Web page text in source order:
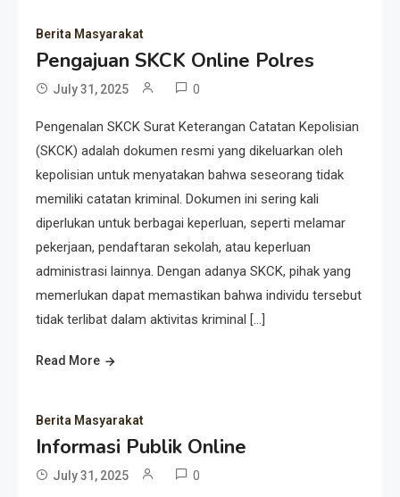
Berita Masyarakat
Pengajuan SKCK Online Polres
July 31, 2025 0
Pengenalan SKCK Surat Keterangan Catatan Kepolisian
(SKCK) adalah dokumen resmi yang dikeluarkan oleh
kepolisian untuk menyatakan bahwa seseorang tidak
memiliki catatan kriminal. Dokumen ini sering kali
diperlukan untuk berbagai keperluan, seperti melamar
pekerjaan, pendaftaran sekolah, atau keperluan
administrasi lainnya. Dengan adanya SKCK, pihak yang
memerlukan dapat memastikan bahwa individu tersebut
tidak terlibat dalam aktivitas kriminal […]
Read More
Berita Masyarakat
Informasi Publik Online
July 31, 2025 0